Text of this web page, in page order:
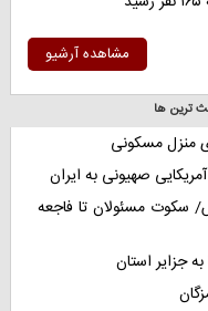
مشاهده آرشیو
ترین ها
صهیونی به ایران
سکوت مسئولان تا فاجعه
جزایر استان